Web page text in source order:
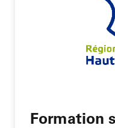
Formation